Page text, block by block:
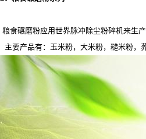
粮食碾磨粉应用世界脉冲除尘粉碎机来生
主要产品有：玉米粉，大米粉，糙米粉，